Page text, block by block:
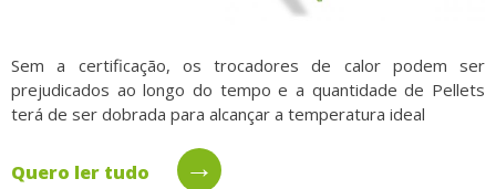
Sem a certificação, os trocadores de calor podem ser
prejudicados ao longo do tempo e a quantidade de Pellets
terá de ser dobrada para alcançar a temperatura ideal
Quero ler tudo →